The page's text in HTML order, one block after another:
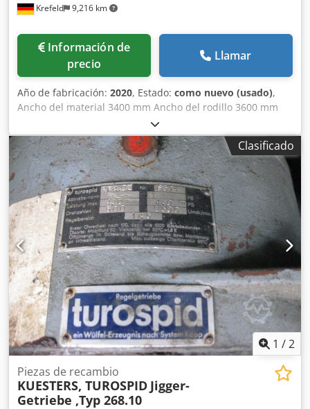
Krefeld 9,216 km
Información de
precio
Llamar
Año de fabricación: 2020, Estado: como nuevo (usado),
Ancho del material 3400 mm Ancho del rodillo 3600 mm
Diámetro 60 mm Diámetro del núcleo de cartón 3 pulgadas
Diámetro del muñón de rodamiento 30 mm – cuadrado
Longitud total 3640 mm Material ALU Eje de bobinado
neumático sin usar para núcleos de cartón de 3 pulgadas,
Dsdpsw Ahx Hsfx Adlskr Disponen de un total de 5
unidades,
Clasificado
1 /2
Piezas de recambio
KUESTERS, TUROSPID Jigger-
Getriebe ,Typ 268.10